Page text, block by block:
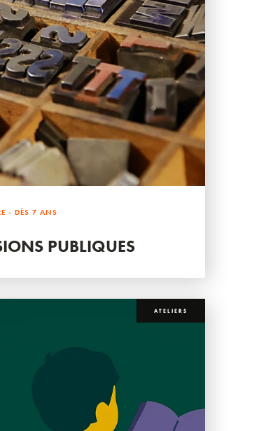
- DÈS 7 ANS
PUBLIQUES
ATELIERS